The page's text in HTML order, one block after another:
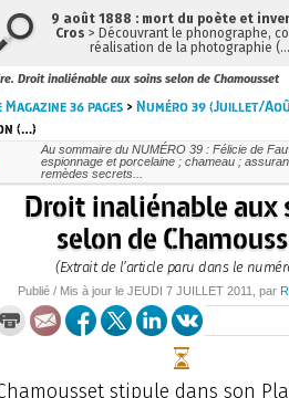
Droit inaliénable aux soins selon de Chamousset
Magazine 36 pages >Numéro 39 (Juillet/
(…)
Au sommaire du NUMÉRO 39 : Félicie de
espionnage et porcelaine ; chameau ;
remèdes secrets...
Droit inaliénable aux
selon de
(Extrait de l’article paru dans le
Publié / Mis à jour leJEUDI 7 JUILLET 2011 , par
stipule dans son
9 août 1888 : mort du poète et
Cros > Découvrant le phonographe,
réalisation de la photographie